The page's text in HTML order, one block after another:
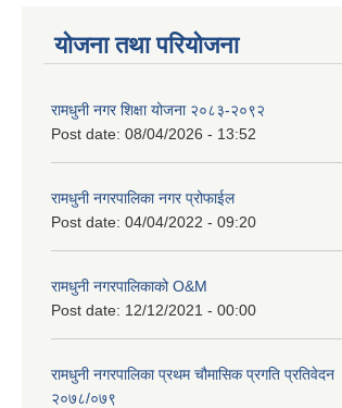
योजना तथा परियोजना
रामधुनी नगर शिक्षा योजना २०८३-२०९२
Post date: 08/04/2026 - 13:52
रामधुनी नगरपालिका नगर प्रोफाईल
Post date: 04/04/2022 - 09:20
रामधुनी नगरपालिकाको O&M
Post date: 12/12/2021 - 00:00
रामधुनी नगरपालिका प्रथम चौमासिक प्रगति प्रतिवेदन
२०७८/०७९